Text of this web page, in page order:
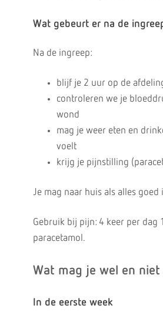
Wat gebeurt er na de
Na de ingreep:
blijf je 2 uur op de
controleren we je
wond
mag je weer eten en
voelt
krijg je pijnstilling
Je mag naar huis als alles goed
Gebruik bij pijn: 4 keer per dag
paracetamol.
Wat mag je wel en niet
In de eerste week